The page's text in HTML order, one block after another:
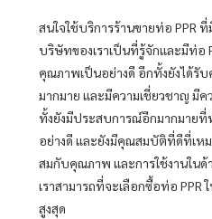
สนใจใช้บริการร้านขายท่อ PPR
บริษัทของเราเป็นที่รู้จักและมีท่อ
คุณภาพเป็นอย่างดี อีกทั้งยังได้รั
มากมาย และมีความเชี่ยวชาญ มี
ทั้งยังมีประสบการณ์อีกมากมายที่
อย่างดี และยังมีคุณสมบัติที่ดีที่เห
สมกับคุณภาพ และการใช้งานใน
เราสามารถที่จะเลือกซื้อท่อ PPR
สูงสุด